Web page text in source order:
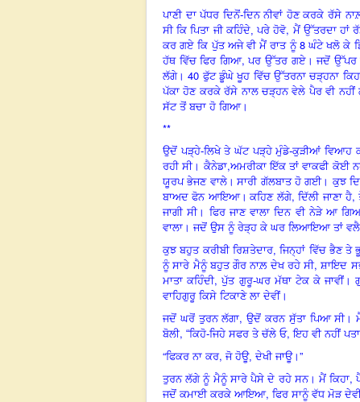
ਪਾਣੀ ਦਾ ਪੱਧਰ ਦਿਨੋਂ-ਦਿਨ ਨੀਵਾਂ ਹੋਣ ਕਰਕੇ ਰੱਸੇ
ਸੀ ਕਿ ਪਿਤਾ ਜੀ ਕਹਿੰਦੇ, ਪਰੇ ਹੋਵੋ, ਮੈਂ ਉੱਤਰਦਾ ਹਾਂ
ਕਰ ਗਏ ਕਿ ਪੁੱਤ ਅਜੇ ਵੀ ਮੈਂ ਰਾਤ ਨੂੰ 8ਘੰਟੇ ਖਲੋ ਕੇ
ਹੱਥ ਵਿੱਚ ਫਿਰ ਗਿਆ,ਪਰ ਉੱਤਰ ਗਏ। ਜਦੋਂ ਉੱਪਰ
ਲੱਗੇ।40 ਫੁੱਟ ਡੂੰਘੇ ਖੂਹ ਵਿੱਚ ਉੱਤਰਨਾ ਚੜ੍ਹਨਾ
ਪੱਕਾ ਹੋਣ ਕਰਕੇ ਰੱਸੇ ਨਾਲ ਚੜ੍ਹਨ ਵੇਲੇ ਪੈਰ ਵੀ
ਸੱਟ ਤੋਂ ਬਚਾ ਹੋ ਗਿਆ।
**
ਉਦੋਂ ਪੜ੍ਹੇ-ਲਿਖੇ ਤੇ ਘੱਟ ਪੜ੍ਹੇ ਮੁੰਡੇ-ਕੁੜੀਆਂ ਵਿਆਹ
ਰਹੀ ਸੀ। ਕੈਨੇਡਾ,ਅਮਰੀਕਾ ਇੱਕ ਤਾਂ ਵਾਕਫੀ ਕੋਈ
ਯੂਰਪ ਭੇਜਣ ਵਾਲੇ।ਸਾਰੀ ਗੱਲਬਾਤ ਹੋ ਗਈ। ਕੁਝ
ਬਾਅਦ ਫੋਨ ਆਇਆ।ਕਹਿਣ ਲੱਗੇ,ਦਿੱਲੀ ਜਾਣਾ ਹੈ,
ਜਾਗੀ ਸੀ। ਫਿਰ ਜਾਣ ਵਾਲਾ ਦਿਨ ਵੀ ਨੇੜੇ ਆ
ਵਾਲਾ। ਜਦੋਂ ਉਸ ਨੂੰ ਰੇੜ੍ਹ ਕੇ ਘਰ ਲਿਆਇਆ ਤਾਂ
ਕੁਝ ਬਹੁਤ ਕਰੀਬੀ ਰਿਸ਼ਤੇਦਾਰ, ਜਿਨ੍ਹਾਂ ਵਿੱਚ ਭੈਣ ਤੇ
ਨੂੰ ਸਾਰੇ ਮੈਨੂੰ ਬਹੁਤ ਗੌਰ ਨਾਲ਼ ਦੇਖ ਰਹੇ ਸੀ,ਸ਼ਾਇਦ
ਮਾਤਾ ਕਹਿੰਦੀ,ਪੁੱਤ ਗੁਰੂ-ਘਰ ਮੱਥਾ ਟੇਕ ਕੇ ਜਾਵੀਂ।
ਵਾਹਿਗੁਰੂ ਕਿਸੇ ਟਿਕਾਣੇ ਲਾ ਦੇਵੀਂ।
ਜਦੋਂ ਘਰੋਂ ਤੁਰਨ ਲੱਗਾ,ਉਦੋਂ ਕਰਨ ਸੁੱਤਾ ਪਿਆ ਸੀ।
ਬੋਲੀ, “ਕਿਹੋ-ਜਿਹੇ ਸਫਰ ਤੇ ਚੱਲੇ ਓ,ਇਹ ਵੀ ਨਹੀਂ
“ਫਿਕਰ ਨਾ ਕਰ, ਜੋ ਹੋਊ, ਦੇਖੀ ਜਾਊ। ”
ਤੁਰਨ ਲੱਗੇ ਨੂੰ ਮੈਨੂੰ ਸਾਰੇ ਪੈਸੇ ਦੇ ਰਹੇ ਸਨ। ਮੈਂ ਕਿਹਾ,
ਜਦੋਂ ਕਮਾਈ ਕਰਕੇ ਆਇਆ, ਫਿਰ ਸਾਨੂੰ ਵੱਧ ਮੋੜ